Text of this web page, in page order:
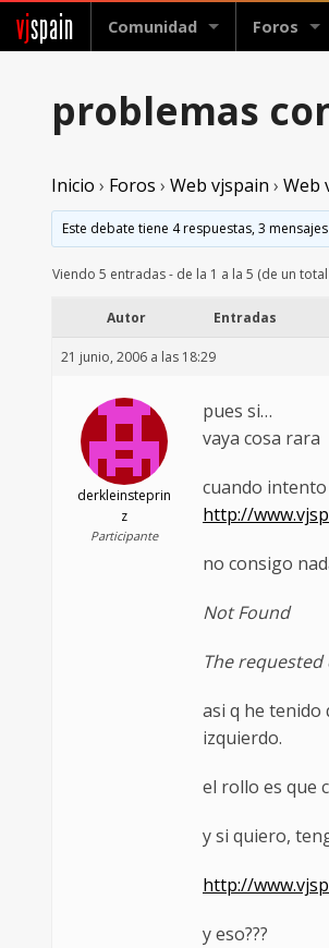
vjspain Comunidad Foros
problemas
Inicio › Foros › Web vjspain › Web
Este debate tiene 4 respuestas, 3
Viendo 5 entradas - de la 1 a la 5 (de un
Autor Entradas
21 junio, 2006 a las 18:29
derkleinsteprin
z
Participante
pues si…
vaya cosa rara
cuando
http://
no consigo
Not Found
The
asi q he tenido
izquierdo.
el rollo es que
y si quiero,
http://
y eso???